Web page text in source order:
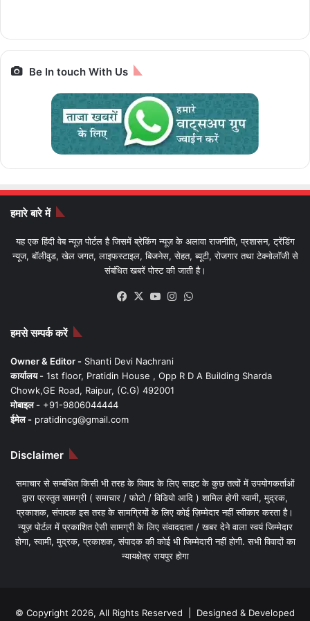
Be In touch With Us
हमारे बारे में
यह एक हिंदी वेब न्यूज़ पोर्टल है जिसमें ब्रेकिंग न्यूज़ के अलावा राजनीति, प्रशासन, ट्रेंडिंग
न्यूज, बॉलीवुड, खेल जगत, लाइफस्टाइल, बिजनेस, सेहत, ब्यूटी, रोजगार तथा टेक्नोलॉजी से
संबंधित खबरें पोस्ट की जाती है।
Facebook
X YouTubeInstagram
हमसे सम्पर्क करें
Owner & Editor - Shanti Devi Nachrani
कार्यालय - 1st floor, Pratidin House , Opp R D A Building Sharda
Chowk,GE Road, Raipur, (C.G) 492001
मोबाइल - +91-9806044444
ईमेल - pratidincg@gmail.com
Disclaimer
समाचार से सम्बंधित किसी भी तरह के विवाद के लिए साइट के कुछ तत्वों में उपयोगकर्ताओं
द्वारा प्रस्तुत सामग्री ( समाचार / फोटो / विडियो आदि ) शामिल होगी स्वामी, मुद्रक,
प्रकाशक, संपादक इस तरह के सामग्रियों के लिए कोई ज़िम्मेदार नहीं स्वीकार करता है।
न्यूज़ पोर्टल में प्रकाशित ऐसी सामग्री के लिए संवाददाता / खबर देने वाला स्वयं जिम्मेदार
होगा, स्वामी, मुद्रक, प्रकाशक, संपादक की कोई भी जिम्मेदारी नहीं होगी. सभी विवादों का
न्यायक्षेत्र रायपुर होगा
© Copyright 2026, All Rights Reserved | Designed & Developed